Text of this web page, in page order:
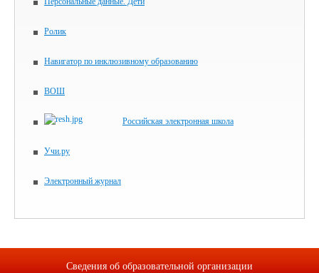
Ролик
Навигатор по инклюзивному образованию
ВОШ
Российская электронная школа
Учи.ру
Электронный журнал
Сведения об образовательной организации